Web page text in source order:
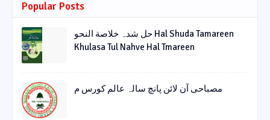
Popular Posts
حل شدہ خلاصة النحو Hal Shuda Tamareen
Khulasa Tul Nahve Hal Tmareen
مصباحی آن لائن پانچ سالہ عالم کورس م